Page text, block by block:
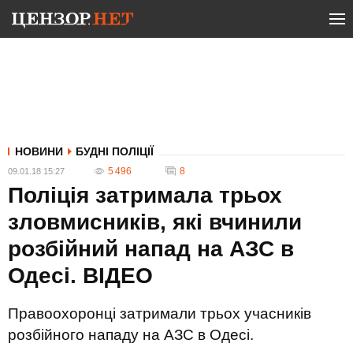
НОВИНИ БУДНІ ПОЛІЦІЇ
09.01.18 15:27 5 496 8
Поліція затримала трьох
зловмисників, які вчинили
розбійний напад на АЗС в
Одесі. ВIДЕО
Правоохоронці затримали трьох учасників
розбійного нападу на АЗС в Одесі.